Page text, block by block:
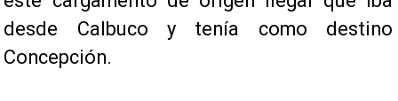
desde Calbuco y tenía como destino
Concepción.